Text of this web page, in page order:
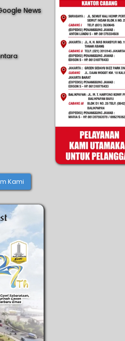
News
Kami